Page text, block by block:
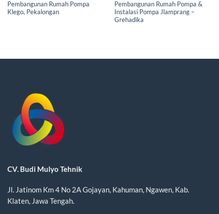
Pembangunan Rumah Pompa
Klego, Pekalongan
Pembangunan Rumah Pompa &
Instalasi Pompa Jlamprang –
Grehadika
CV. Budi Mulyo Tehnik
Jl. Jatinom Km 4 No 2A Gojayan, Kahuman, Ngawen, Kab.
Klaten, Jawa Tengah.